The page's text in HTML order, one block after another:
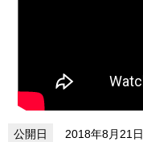
2018年8月21日